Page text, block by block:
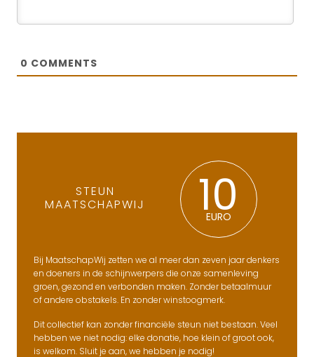
0 COMMENTS
STEUN
MAATSCHAPWIJ
10
EURO
Bij MaatschapWij zetten we al meer dan zeven jaar denkers
en doeners in de schijnwerpers die onze samenleving
groen, gezond en verbonden maken. Zonder betaalmuur
of andere obstakels. En zonder winstoogmerk.
Dit collectief kan zonder financiële steun niet bestaan. Veel
hebben we niet nodig: elke donatie, hoe klein of groot ook,
is welkom. Sluit je aan, we hebben je nodig!